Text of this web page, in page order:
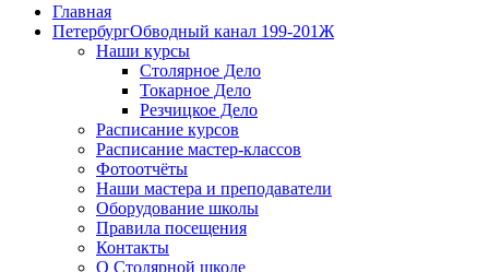
Главная
ПетербургОбводный канал 199-201Ж
Наши курсы
Столярное Дело
Токарное Дело
Резчицкое Дело
Расписание курсов
Расписание мастер-классов
Фотоотчёты
Наши мастера и преподаватели
Оборудование школы
Правила посещения
Контакты
О Столярной школе